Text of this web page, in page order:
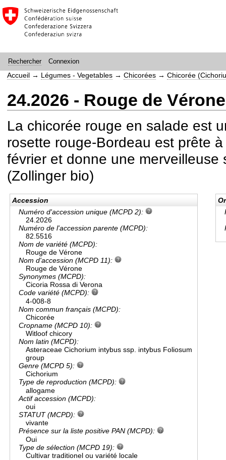
Rechercher Connexion
Accueil → Légumes - Vegetables →Chicorées →Chicorée
24.2026 - Rouge de Vérone
La chicorée rouge en salade est
rosette rouge-Bordeau est prête
février et donne une
(Zollinger bio)
Accession
Numéro d'accession unique (MCPD 2):
24.2026
Numéro de l'accession parente (MCPD):
82.5516
Nom de variété (MCPD):
Rouge de Vérone
Nom d'accession (MCPD 11):
Rouge de Vérone
Synonymes (MCPD):
Cicoria Rossa di Verona
Code variété (MCPD):
4-008-8
Nom commun français (MCPD):
Chicorée
Cropname (MCPD 10):
Witloof chicory
Nom latin (MCPD):
Asteraceae Cichorium intybus ssp. intybus Foliosum
group
Genre (MCPD 5):
Cichorium
Type de reproduction (MCPD):
allogame
Actif accession (MCPD):
oui
STATUT (MCPD):
vivante
Présence sur la liste positive PAN (MCPD):
Oui
Type de sélection (MCPD 19):
Cultivar traditionel ou variété locale